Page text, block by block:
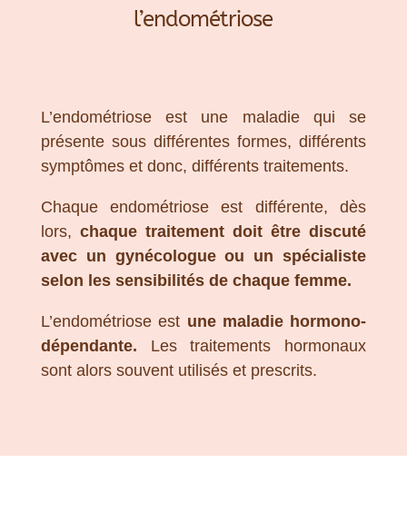
l’endométriose
L’endométriose est une maladie qui se
présente sous différentes formes, différents
symptômes et donc, différents traitements.
Chaque endométriose est différente, dès
lors, chaque traitement doit être discuté
avec un gynécologue ou un spécialiste
selon les sensibilités de chaque femme.
L’endométriose est une maladie hormono-
dépendante. Les traitements hormonaux
sont alors souvent utilisés et prescrits.